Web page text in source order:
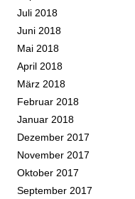
Juli 2018
Juni 2018
Mai 2018
April 2018
März 2018
Februar 2018
Januar 2018
Dezember 2017
November 2017
Oktober 2017
September 2017